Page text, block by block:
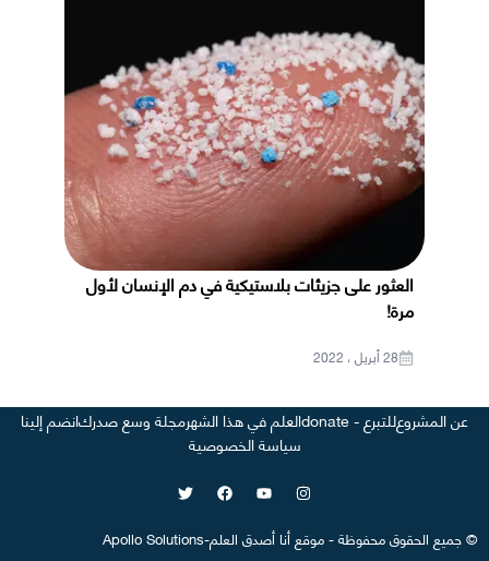
العثور على جزيئات بلاستيكية في دم الإنسان لأول
مرة!
28 أبريل ، 2022
عن المشروعللتبرع - donate العلم في هذا الشهرمجلة وسع صدركانضم إلينا
سياسة الخصوصية
©جميع الحقوق محفوظة-موقعأنا أصدق العلم-
Apollo Solutions